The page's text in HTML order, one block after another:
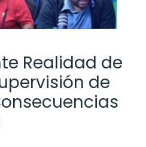
Realidad de
de